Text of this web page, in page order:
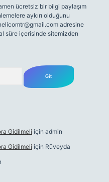
ücretsiz bir bilgi paylaşım
aykırı olduğunu
adresine
süre içerisinde sitemizden
Gidilmeli için admin
Gidilmeli için Rüveyda